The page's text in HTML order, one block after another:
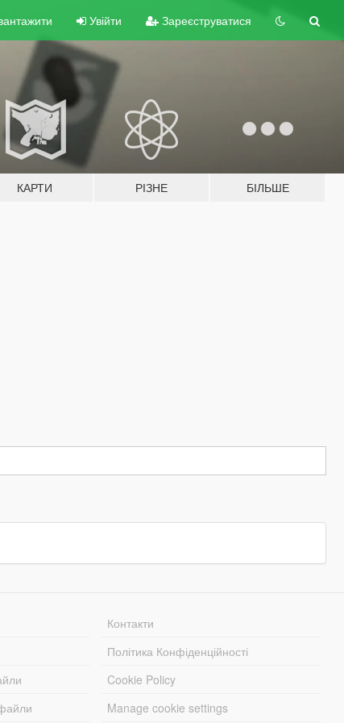
Увійти Зареєструватися
КАРТИ РІЗНЕ БІЛЬШЕ
Контакти
Політика Конфіденційності
Cookie Policy
Manage cookie settings